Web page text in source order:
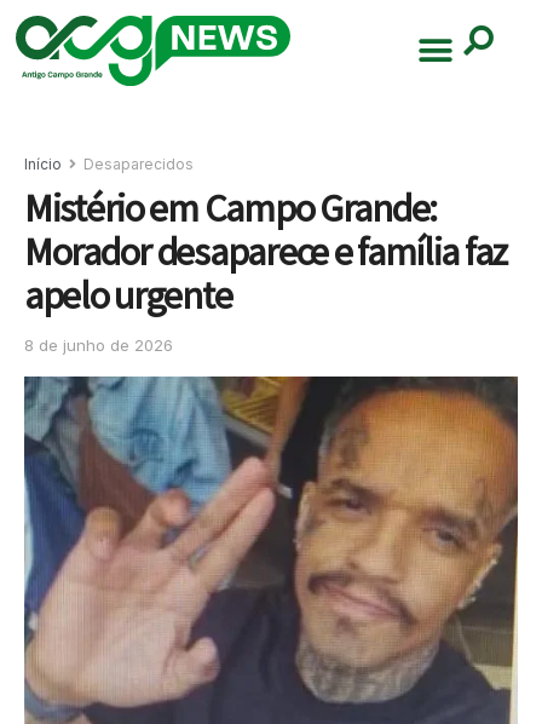
Início Desaparecidos
Mistério em Campo Grande:
Morador desaparece e família faz
apelo urgente
8 de junho de 2026